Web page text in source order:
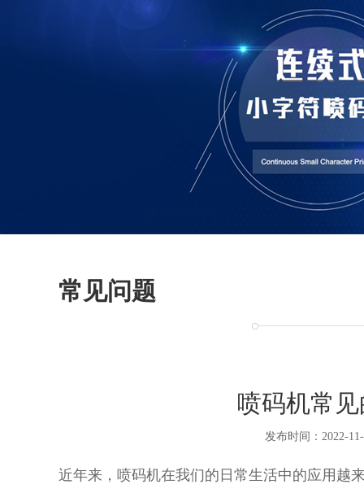
常见问题
喷码机常
发布时间：2022-
近年来，喷码机在我们的日常生活中的应用越